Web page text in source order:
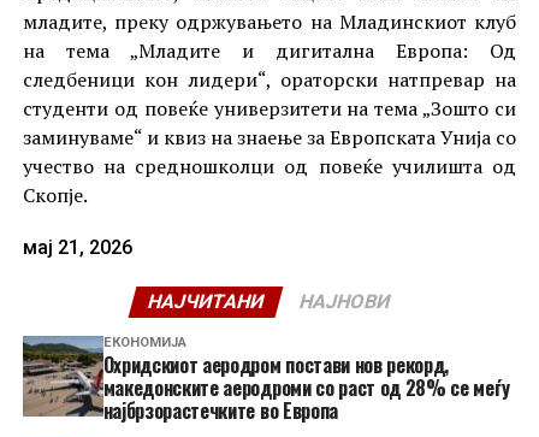
младите, преку одржувањето на Младинскиот клуб
на тема „Младите и дигитална Европа: Од
следбеници кон лидери“, ораторски натпревар на
студенти од повеќе универзитети на тема „Зошто си
заминуваме“ и квиз на знаење за Европската Унија со
учество на средношколци од повеќе училишта од
Скопје.
мај 21, 2026
НАЈЧИТАНИ НАЈНОВИ
ЕКОНОМИЈА
Охридскиот аеродром постави нов рекорд,
македонските аеродроми со раст од 28% се меѓу
најбрзорастечките во Европа